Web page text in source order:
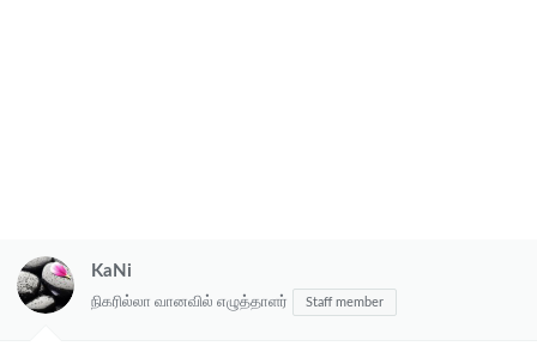
KaNi
நிகரில்லா வானவில் எழுத்தாளர் Staff member